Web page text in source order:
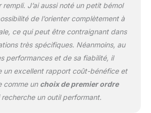
rempli. J’ai aussi noté un petit bémol
de l’orienter complètement à
ce qui peut être contraignant dans
très spécifiques. Néanmoins, au
performances et de sa fiabilité, il
un excellent rapport coût-bénéfice et
comme un choix de premier ordre
un outil performant.